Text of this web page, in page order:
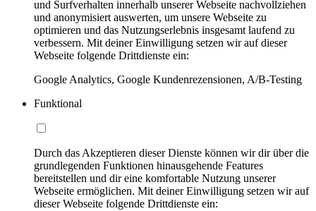
und Surfverhalten innerhalb unserer Webseite nachvollziehen
und anonymisiert auswerten, um unsere Webseite zu
optimieren und das Nutzungserlebnis insgesamt laufend zu
verbessern. Mit deiner Einwilligung setzen wir auf dieser
Webseite folgende Drittdienste ein:
Google Analytics, Google Kundenrezensionen, A/B-Testing
Funktional
Durch das Akzeptieren dieser Dienste können wir dir über die
grundlegenden Funktionen hinausgehende Features
bereitstellen und dir eine komfortable Nutzung unserer
Webseite ermöglichen. Mit deiner Einwilligung setzen wir auf
dieser Webseite folgende Drittdienste ein: